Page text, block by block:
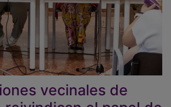
vecinales de
el papel de